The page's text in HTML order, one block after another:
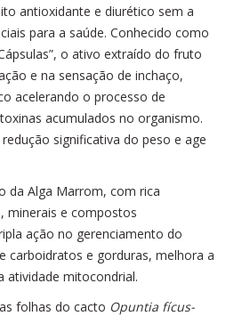
antioxidante e diurético sem a
para a saúde. Conhecido como
o ativo extraído do fruto
e na sensação de inchaço,
acelerando o processo de
acumulados no organismo.
significativa do peso e age
da Alga Marrom, com rica
minerais e compostos
ação no gerenciamento do
carboidratos e gorduras, melhora a
atividade mitocondrial.
folhas do cacto Opuntia fícus-